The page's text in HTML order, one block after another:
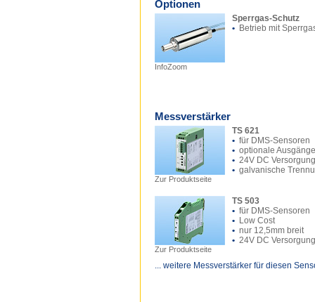
Optionen
InfoZoom
Sperrgas-Schutz
• Betrieb mit
Messverstärker
Zur Produktseite
TS 621
• für DMS-Sensoren
• optionale Ausgänge
• 24V DC Versorgung
• galvanische
Zur Produktseite
TS 503
• für DMS-Sensoren
• Low Cost
• nur 12,5mm breit
• 24V DC Versorgung
... weitere Messverstärker für diesen